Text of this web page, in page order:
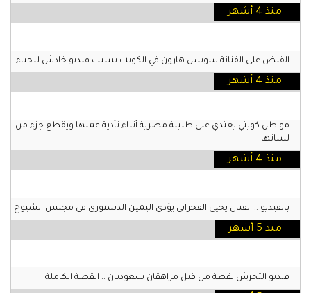
منذ 4 أشهر
القبض على الفنانة سوسن هارون في الكويت بسبب فيديو خادش للحياء
منذ 4 أشهر
مواطن كويتي يعتدي على طبيبة مصرية أثناء تأدية عملها ويقطع جزء من
لسانها
منذ 4 أشهر
بالفيديو .. الفنان يحيى الفخراني يؤدي اليمين الدستوري في مجلس الشيوخ
منذ 5 أشهر
فيديو التحرش بقطة من قبل مراهقان سعوديان .. القصة الكاملة